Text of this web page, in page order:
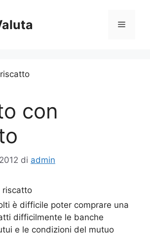
Menu
con
di admin
è difficile poter comprare una
difficilmente le banche
e le condizioni del mutuo